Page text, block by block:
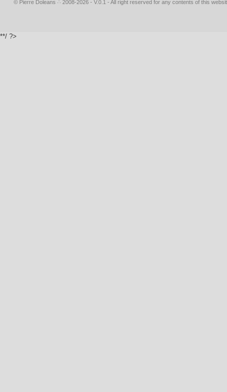
© Pierre Doleans ∴ 2008-2026 - V.0.1 - All right reserved for any contents of this
**/ ?>